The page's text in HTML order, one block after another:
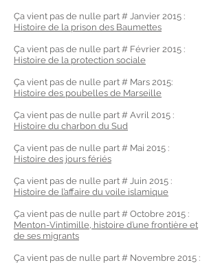
Ça vient pas de nulle part # Janvier 2015 :
Histoire de la prison des Baumettes
Ça vient pas de nulle part # Février 2015 :
Histoire de la protection sociale
Ça vient pas de nulle part # Mars 2015:
Histoire des poubelles de Marseille
Ça vient pas de nulle part # Avril 2015 :
Histoire du charbon du Sud
Ça vient pas de nulle part # Mai 2015 :
Histoire des jours fériés
Ça vient pas de nulle part # Juin 2015 :
Histoire de l’affaire du voile islamique
Ça vient pas de nulle part # Octobre 2015 :
Menton-Vintimille, histoire d’une frontière et
de ses migrants
Ça vient pas de nulle part # Novembre 2015 :